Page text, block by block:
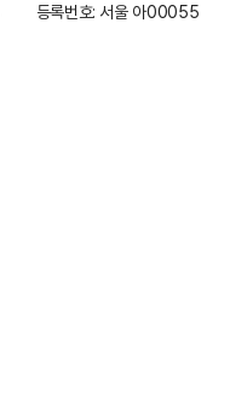
등록번호: 서울 아00055